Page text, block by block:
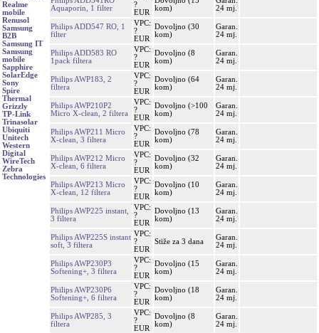
Realme
mobile
Renusol
Samsung
B2B
Samsung IT
Samsung
mobile
Sapphire
SolarEdge
Sony
Spire
Thermal
Grizzly
TP-Link
Trinasolar
Ubiquiti
Unitech
Western
Digital
WireTech
Zebra
Technologies
Aquaporin, 1 filter
?
EUR
kom)
24 mj.
Philips ADD547 RO, 1
filter
VPC:
?
EUR
Dovoljno (30
kom)
Garan.
24 mj.
Philips ADD583 RO
1pack filtera
VPC:
?
EUR
Dovoljno (8
kom)
Garan.
24 mj.
Philips AWP183, 2
filtera
VPC:
?
EUR
Dovoljno (64
kom)
Garan.
24 mj.
Philips AWP210P2
Micro X-clean, 2 filtera
VPC:
?
EUR
Dovoljno (>100
kom)
Garan.
24 mj.
Philips AWP211 Micro
X-clean, 3 filtera
VPC:
?
EUR
Dovoljno (78
kom)
Garan.
24 mj.
Philips AWP212 Micro
X-clean, 6 filtera
VPC:
?
EUR
Dovoljno (32
kom)
Garan.
24 mj.
Philips AWP213 Micro
X-clean, 12 filtera
VPC:
?
EUR
Dovoljno (10
kom)
Garan.
24 mj.
Philips AWP225 instant,
3 filtera
VPC:
?
EUR
Dovoljno (13
kom)
Garan.
24 mj.
Philips AWP225S instant
soft, 3 filtera
VPC:
?
EUR
Stiže za 3 dana
Garan.
24 mj.
Philips AWP230P3
Softening+, 3 filtera
VPC:
?
EUR
Dovoljno (15
kom)
Garan.
24 mj.
Philips AWP230P6
Softening+, 6 filtera
VPC:
?
EUR
Dovoljno (18
kom)
Garan.
24 mj.
Philips AWP285, 3
filtera
VPC:
?
EUR
Dovoljno (8
kom)
Garan.
24 mj.